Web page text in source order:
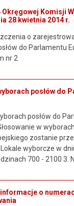
Okręgowej Komisji
28 kwietnia 2014 r.
o
do Parlamentu
nr 2
posłów do
posłów do
w
zostanie
wyborcze w
700 - 2100 3.
o